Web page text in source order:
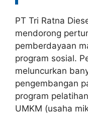
PT Tri Ratna
mendorong
pemberdayaan
program sosial.
meluncurkan
pengembangan
program
UMKM (usaha